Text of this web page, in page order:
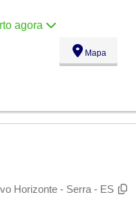
agora
Mapa
Horizonte - Serra - ES